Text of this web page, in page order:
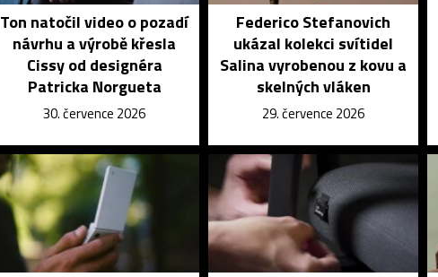
Ton natočil video o pozadí
návrhu a výrobě křesla
Cissy od designéra
Patricka Norgueta
30. července 2026
Federico Stefanovich
ukázal kolekci svítidel
Salina vyrobenou z kovu a
skelných vláken
29. července 2026